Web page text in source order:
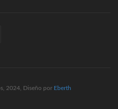
2024, Diseño por Eberth